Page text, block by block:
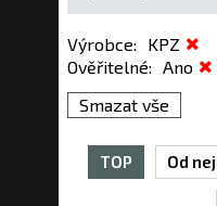
Výrobce:
KPZ
Ověřitelné: Ano
Smazat vše
TOP Od